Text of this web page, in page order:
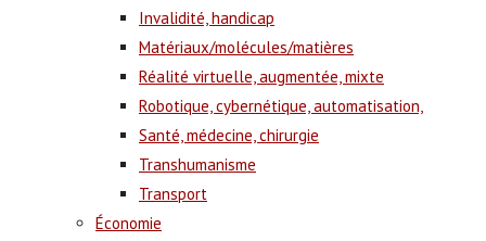
Invalidité, handicap
Matériaux/molécules/matières
Réalité virtuelle, augmentée, mixte
Robotique, cybernétique, automatisation,
Santé, médecine, chirurgie
Transhumanisme
Transport
Économie